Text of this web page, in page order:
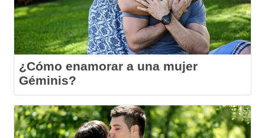
¿Cómo enamorar a una mujer
Géminis?